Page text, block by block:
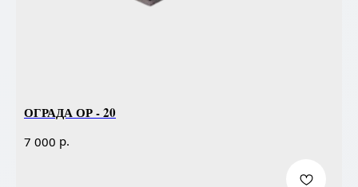
ОГРАДА ОР - 20
7 000 р.